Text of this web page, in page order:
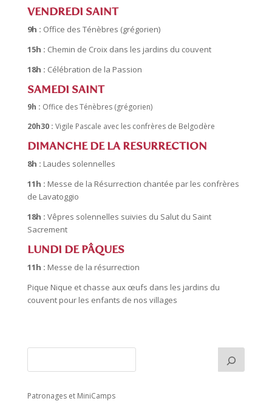
VENDREDI SAINT
9h : Office des Ténèbres (grégorien)
15h : Chemin de Croix dans les jardins du couvent
18h : Célébration de la Passion
SAMEDI SAINT
9h : Office des Ténèbres (grégorien)
20h30 : Vigile Pascale avec les confrères de Belgodère
DIMANCHE DE LA RESURRECTION
8h : Laudes solennelles
11h : Messe de la Résurrection chantée par les confrères
de Lavatoggio
18h : Vêpres solennelles suivies du Salut du Saint
Sacrement
LUNDI DE PÂQUES
11h : Messe de la résurrection
Pique Nique et chasse aux œufs dans les jardins du
couvent pour les enfants de nos villages
Patronages et MiniCamps